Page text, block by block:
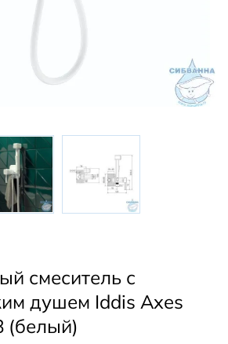
смеситель с
душем Iddis Axes
(белый)